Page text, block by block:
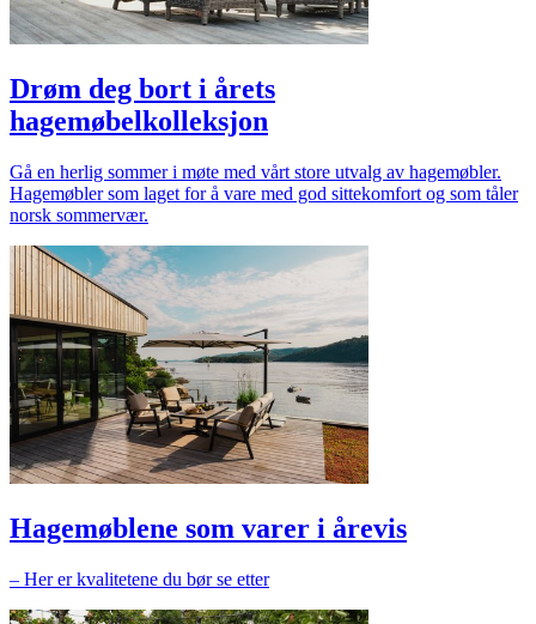
Drøm deg bort i årets
hagemøbelkolleksjon
Gå en herlig sommer i møte med vårt store utvalg av hagemøbler.
Hagemøbler som laget for å vare med god sittekomfort og som tåler
norsk sommervær.
Hagemøblene som varer i årevis
– Her er kvalitetene du bør se etter